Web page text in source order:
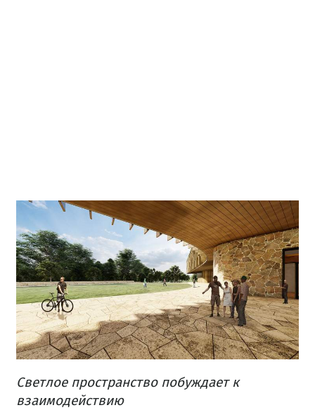
Светлое пространствопобуждает к
взаимодействию